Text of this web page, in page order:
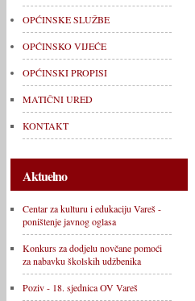
OPĆINSKE SLUŽBE
OPĆINSKO VIJEĆE
OPĆINSKI PROPISI
MATIČNI URED
KONTAKT
Aktuelno
Centar za kulturu i edukaciju Vareš -
poništenje javnog oglasa
Konkurs za dodjelu novčane pomoći
za nabavku školskih udžbenika
Poziv - 18. sjednica OV Vareš